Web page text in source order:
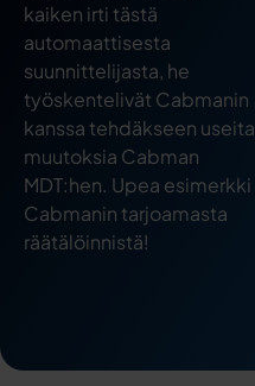
kaiken irti tästä
automaattisesta
suunnittelijasta, he
työskentelivät Cabmanin
kanssa tehdäkseen useita
muutoksia Cabman
MDT:hen. Upea esimerkki
Cabmanin tarjoamasta
räätälöinnistä!